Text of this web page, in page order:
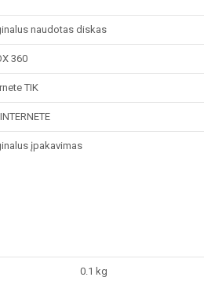
naudotas diskas
360
TIK
įpakavimas
0.1 kg